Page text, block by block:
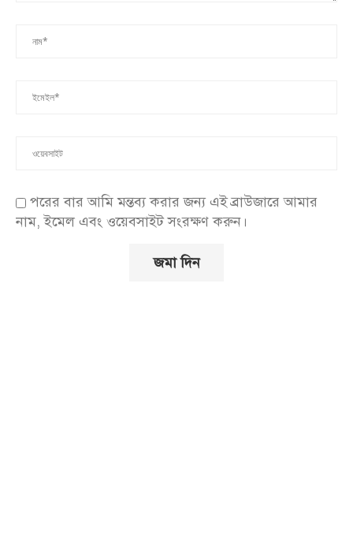
পরের বার আমি মন্তব্য করার জন্য এই ব্রাউজারে আমার
নাম, ইমেল এবং ওয়েবসাইট সংরক্ষণ করুন।